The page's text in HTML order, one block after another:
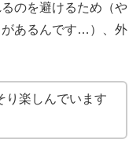
のを避けるため（や
があるんです…）、外
り楽しんでいます